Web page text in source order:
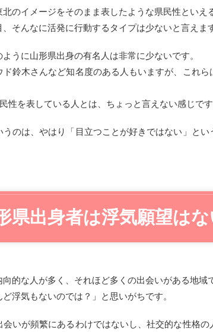
のイメージをそのまま表したような県民性といえ
そんなに活発に行動するタイプは少ないと言えます
うに山形県出身の有名人は非常に少ないです。
ド鈴木さんなど知名度のある人もいますが、これ
性を表している人とは、ちょっと言えない感じです
のは、やはり「目立つことが好きではない」とい
県出身者は浮気願望はな
的な人が多く、それほど多くの出会いがある地域
浮気もないのでは？」と思いがちです。
いが頻繁にあるわけではないし、社交的な性格の